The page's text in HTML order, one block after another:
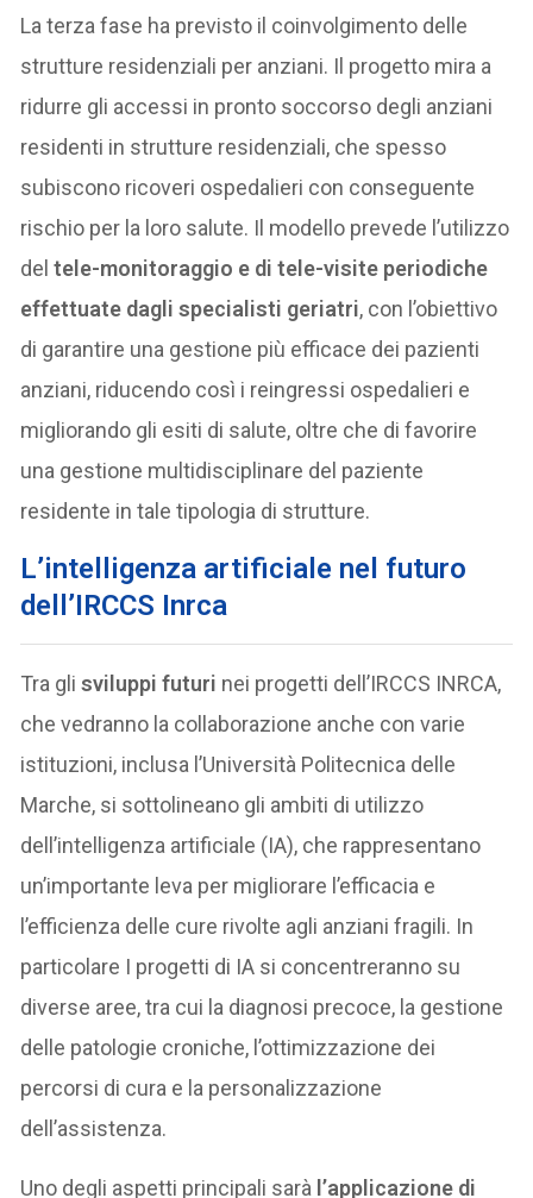
La terza fase ha previsto il coinvolgimento delle
strutture residenziali per anziani. Il progetto mira a
ridurre gli accessi in pronto soccorso degli anziani
residenti in strutture residenziali, che spesso
subiscono ricoveri ospedalieri con conseguente
rischio per la loro salute. Il modello prevede l’utilizzo
deltele-monitoraggio e di tele-visite periodiche
effettuate dagli specialisti geriatri, con l’obiettivo
di garantire una gestione più efficace dei pazienti
anziani, riducendo così i reingressi ospedalieri e
migliorando gli esiti di salute, oltre che di favorire
una gestione multidisciplinare del paziente
residente in tale tipologia di strutture.
L’intelligenza artificiale nel futuro
dell’IRCCS Inrca
Tra gli sviluppi futuri nei progetti dell’IRCCS INRCA,
che vedranno la collaborazione anche con varie
istituzioni, inclusa l’Università Politecnica delle
Marche, si sottolineano gli ambiti di utilizzo
dell’intelligenza artificiale (IA), che rappresentano
un’importante leva per migliorare l’efficacia e
l’efficienza delle cure rivolte agli anziani fragili. In
particolare I progetti di IA si concentreranno su
diverse aree, tra cui la diagnosi precoce, la gestione
delle patologie croniche, l’ottimizzazione dei
percorsi di cura e la personalizzazione
dell’assistenza.
Uno degli aspetti principali sarà l’applicazione di